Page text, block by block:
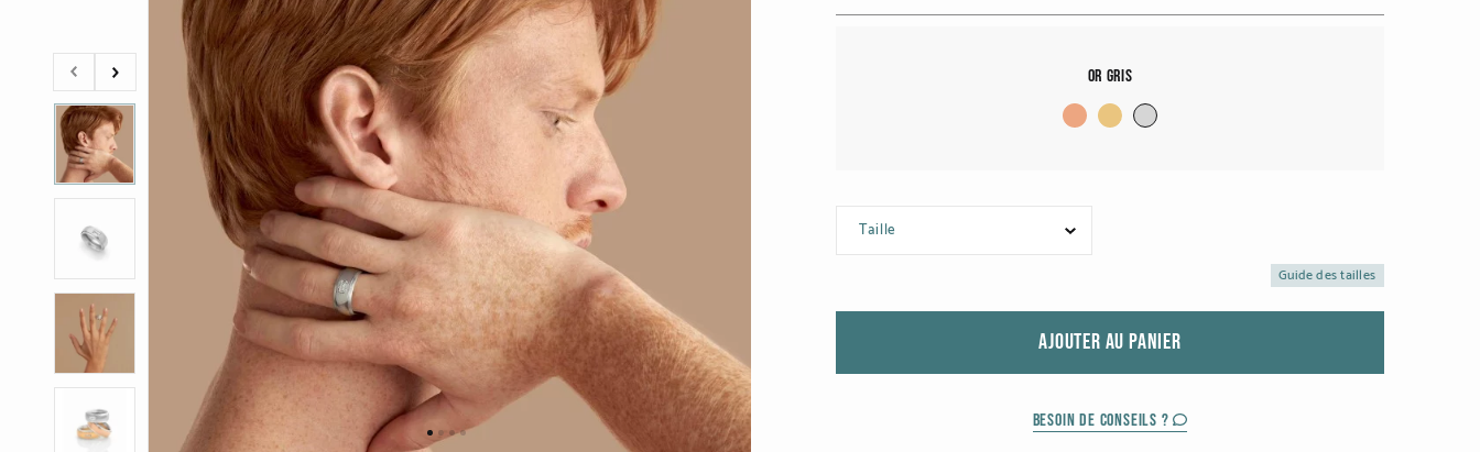
Or Gris
Taille
Guide des tailles
AJOUTER AU PANIER
BESOIN DE CONSEILS ?